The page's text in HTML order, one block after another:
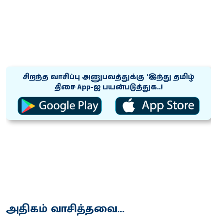
சிறந்த வாசிப்பு அனுபவத்துக்கு ‘இந்து தமிழ்
திசை App-ஐ பயன்படுத்துக..!
அதிகம் வாசித்தவை...